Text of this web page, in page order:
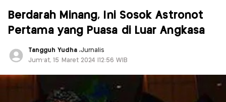
Berdarah Minang, Ini Sosok Astronot
Pertama yang Puasa di Luar Angkasa
Tangguh Yudha ,Jurnalis
Jum'at, 15 Maret 2024 |12:56 WIB